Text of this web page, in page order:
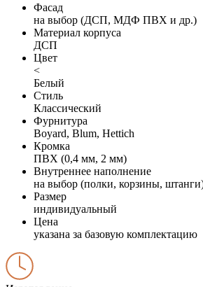
Фасад
на выбор (ДСП, МДФ ПВХ и др.)
Материал корпуса
ДСП
Цвет
<
Белый
Стиль
Классический
Фурнитура
Boyard, Blum, Hettich
Кромка
ПВХ (0,4 мм, 2 мм)
Внутреннее наполнение
на выбор (полки, корзины,
Размер
индивидуальный
Цена
указана за базовую комплектацию